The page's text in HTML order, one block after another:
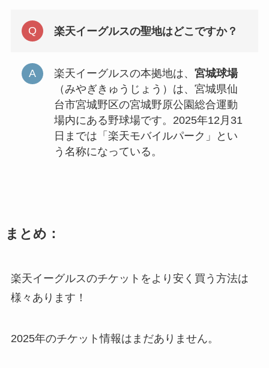
楽天イーグルスの聖地はどこですか？
楽天イーグルスの本拠地は、 宮城球場
（みやぎきゅうじょう）は、宮城県仙
台市宮城野区の宮城野原公園総合運動
場内にある野球場です。2025年12月31
日までは「楽天モバイルパーク」とい
う名称になっている。
まとめ：
楽天イーグルスのチケットをより安く買う方法は
様々あります！
2025年のチケット情報はまだありません。